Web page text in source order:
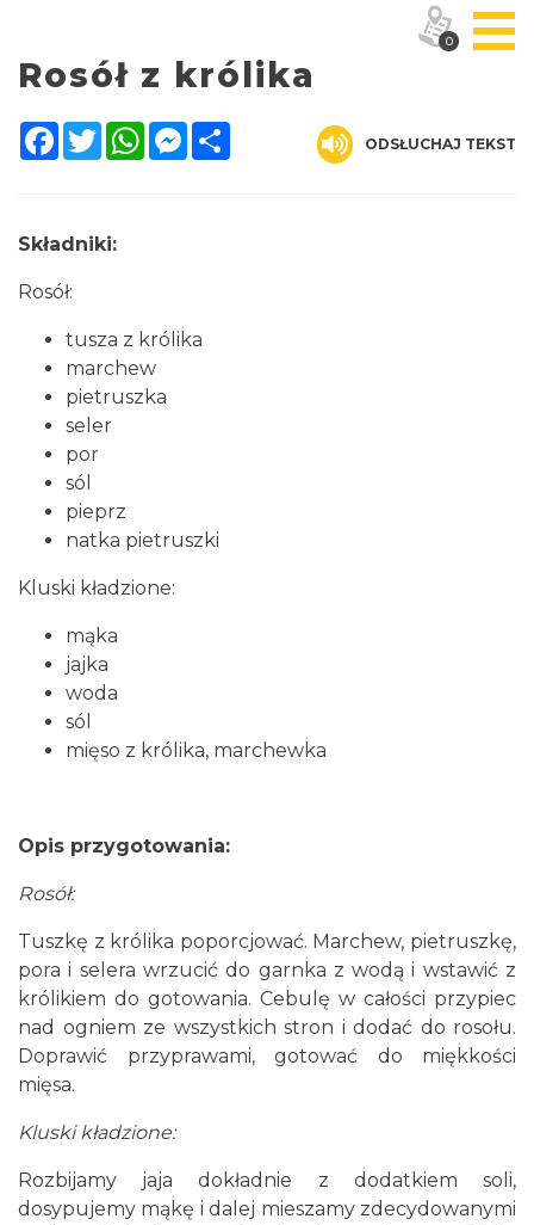
Rosół z królika
Facebook
TwitterWhatsAppMessenger
ODSŁUCHAJ TEKST
Składniki:
Rosół:
tusza z królika
marchew
pietruszka
seler
por
sól
pieprz
natka pietruszki
Kluski kładzione:
mąka
jajka
woda
sól
mięso z królika, marchewka
Opis przygotowania:
Rosół:
Tuszkę z królika poporcjować. Marchew, pietruszkę,
pora i selera wrzucić do garnka z wodą i wstawić z
królikiem do gotowania. Cebulę w całości przypiec
nad ogniem ze wszystkich stron i dodać do rosołu.
Doprawić przyprawami, gotować do miękkości
mięsa.
Kluski kładzione:
Rozbijamy jaja dokładnie z dodatkiem soli,
dosypujemy mąkę i dalej mieszamy zdecydowanymi
0